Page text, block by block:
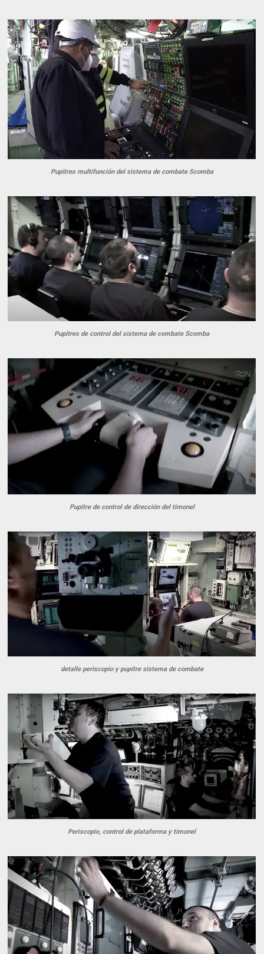
Pupitres multifunción del sistema de combate Scomba
Pupitres de control del sistema de combate Scomba
Pupitre de control de dirección del timonel
detalle periscopio y pupitre sistema de combate
Periscopio, control de plataforma y timonel